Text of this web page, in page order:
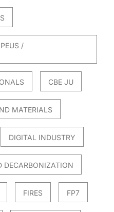
/
CBE JU
MATERIALS
DIGITAL INDUSTRY
DECARBONIZATION
FIRES FP7